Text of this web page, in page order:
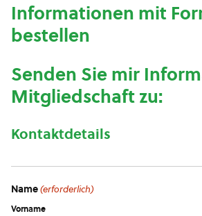
Informationen mit
bestellen
Senden Sie mir
Mitgliedschaft zu:
Kontaktdetails
Name(erforderlich)
Vorname